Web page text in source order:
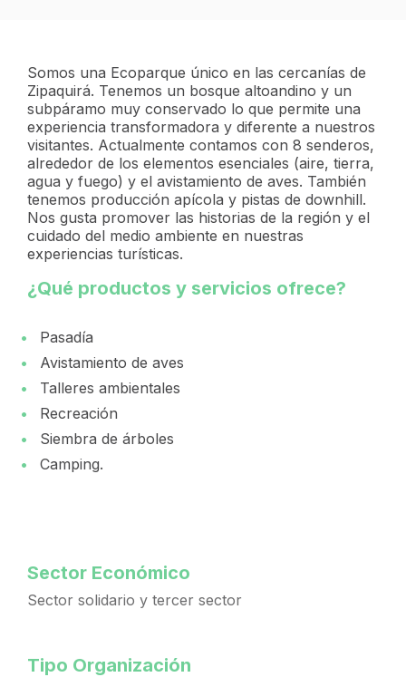
Somos una Ecoparque único en las cercanías de
Zipaquirá. Tenemos un bosque altoandino y un
subpáramo muy conservado lo que permite una
experiencia transformadora y diferente a nuestros
visitantes. Actualmente contamos con 8 senderos,
alrededor de los elementos esenciales (aire, tierra,
agua y fuego) y el avistamiento de aves. También
tenemos producción apícola y pistas de downhill.
Nos gusta promover las historias de la región y el
cuidado del medio ambiente en nuestras
experiencias turísticas.
¿Qué productos y servicios ofrece?
Pasadía
Avistamiento de aves
Talleres ambientales
Recreación
Siembra de árboles
Camping.
Sector Económico
Sector solidario y tercer sector
Tipo Organización